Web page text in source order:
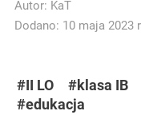
Autor: KaT
Dodano: 10 maja 2023
#II LO #klasa IB
#edukacja